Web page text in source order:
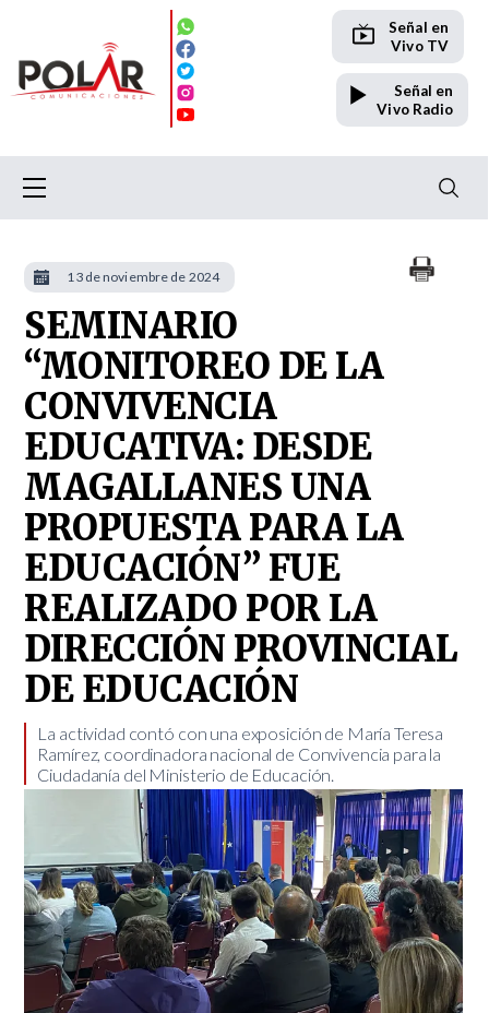
Señal en
Vivo TV
Señal en
Vivo Radio
SEMINARIO
“MONITOREO DE LA
CONVIVENCIA
EDUCATIVA: DESDE
MAGALLANES UNA
PROPUESTA PARA LA
EDUCACIÓN” FUE
REALIZADO POR LA
DIRECCIÓN PROVINCIAL
DE EDUCACIÓN
​La actividad contó con una exposición de María Teresa
Ramírez, coordinadora nacional de Convivencia para la
Ciudadanía del Ministerio de Educación.
13 de noviembre de 2024